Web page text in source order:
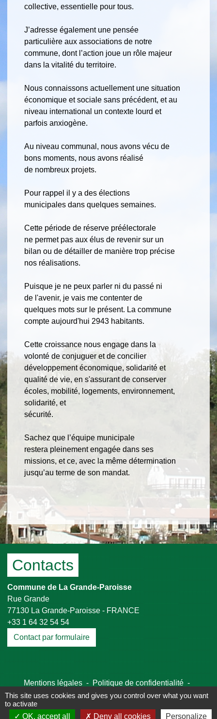
collective, essentielle pour tous.
J’adresse également une pensée
particulière aux associations de notre
commune, dont l’action joue un rôle majeur
dans la vitalité du territoire.
Nous connaissons actuellement une situation
économique et sociale sans précédent, et au
niveau international un contexte lourd et
parfois anxiogène.
Au niveau communal, nous avons vécu de
bons moments, nous avons réalisé
de nombreux projets.
Pour rappel il y a des élections
municipales dans quelques semaines.
Cette période de réserve préélectorale
ne permet pas aux élus de revenir sur un
bilan ou de détailler de manière trop précise
nos réalisations.
Puisque je ne peux parler ni du passé ni
de l'avenir, je vais me contenter de
quelques mots sur le présent. La commune
compte aujourd'hui 2943 habitants.
Cette croissance nous engage dans la
volonté de conjuguer et de concilier
développement économique, solidarité et
qualité de vie, en s'assurant de conserver
écoles, mobilité, logements, environnement,
solidarité, et
sécurité.
Sachez que l’équipe municipale
restera pleinement engagée dans ses
missions, et ce, avec la même détermination
jusqu’au terme de son mandat.
Contacts
Commune de La Grande-Paroisse
Rue Grande
77130 La Grande-Paroisse - FRANCE
+33 1 64 32 54 54
Contact par formulaire
Mentions légales - Politique de confidentialité -
Accessibilité - Plan du site - Gestion des cookies
This site uses cookies and gives you control over what you want
to activate
OK, accept all
Deny all cookies Personalize